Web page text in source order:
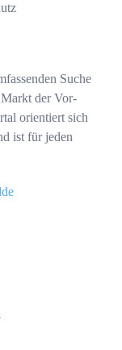
Suche
der Vor-
orientiert sich
ist für jeden